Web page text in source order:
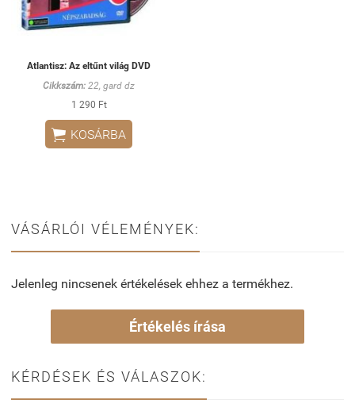
Atlantisz: Az eltűnt világ DVD
Cikkszám: 22, gard dz
1 290 Ft
 KOSÁRBA
VÁSÁRLÓI VÉLEMÉNYEK:
Jelenleg nincsenek értékelések ehhez a termékhez.
Értékelés írása
KÉRDÉSEK ÉS VÁLASZOK: